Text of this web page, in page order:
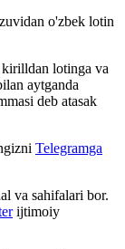
o'zbek lotin
lotinga va
aytganda
deb atasak
Telegramga
va sahifalari bor.
ijtimoiy